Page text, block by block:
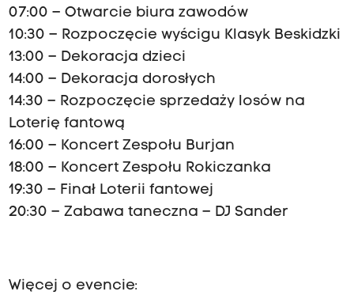
07:00 – Otwarcie biura zawodów
10:30 – Rozpoczęcie wyścigu Klasyk Beskidzki
13:00 – Dekoracja dzieci
14:00 – Dekoracja dorosłych
14:30 – Rozpoczęcie sprzedaży losów na
Loterię fantową
16:00 – Koncert Zespołu Burjan
18:00 – Koncert Zespołu Rokiczanka
19:30 – Finał Loterii fantowej
20:30 – Zabawa taneczna – DJ Sander
Więcej o evencie: